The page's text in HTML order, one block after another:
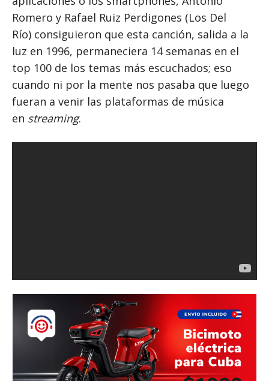
Romero y Rafael Ruiz Perdigones (Los Del
Río) consiguieron que esta canción, salida a la
luz en 1996, permaneciera 14 semanas en el
top 100 de los temas más escuchados; eso
cuando ni por la mente nos pasaba que luego
fueran a venir las plataformas de música
en streaming.